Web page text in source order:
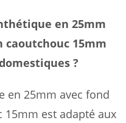
en 25mm
15mm
?
en 25mm avec fond
est adapté aux